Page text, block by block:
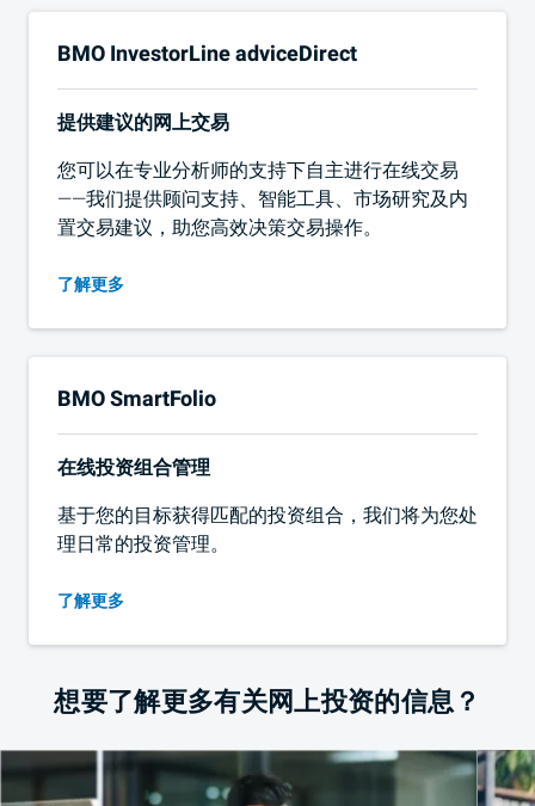
BMOInvestorLine adviceDirect
提供建议的网上交易
您可以在专业分析师的支持下自主进行在线交易
——我们提供顾问支持、智能工具、市场研究及内
置交易建议，助您高效决策交易操作。
了解更多
BMOSmartFolio
在线投资组合管理
基于您的目标获得匹配的投资组合，我们将为您处
理日常的投资管理。
了解更多
想要了解更多有关网上投资的信息？